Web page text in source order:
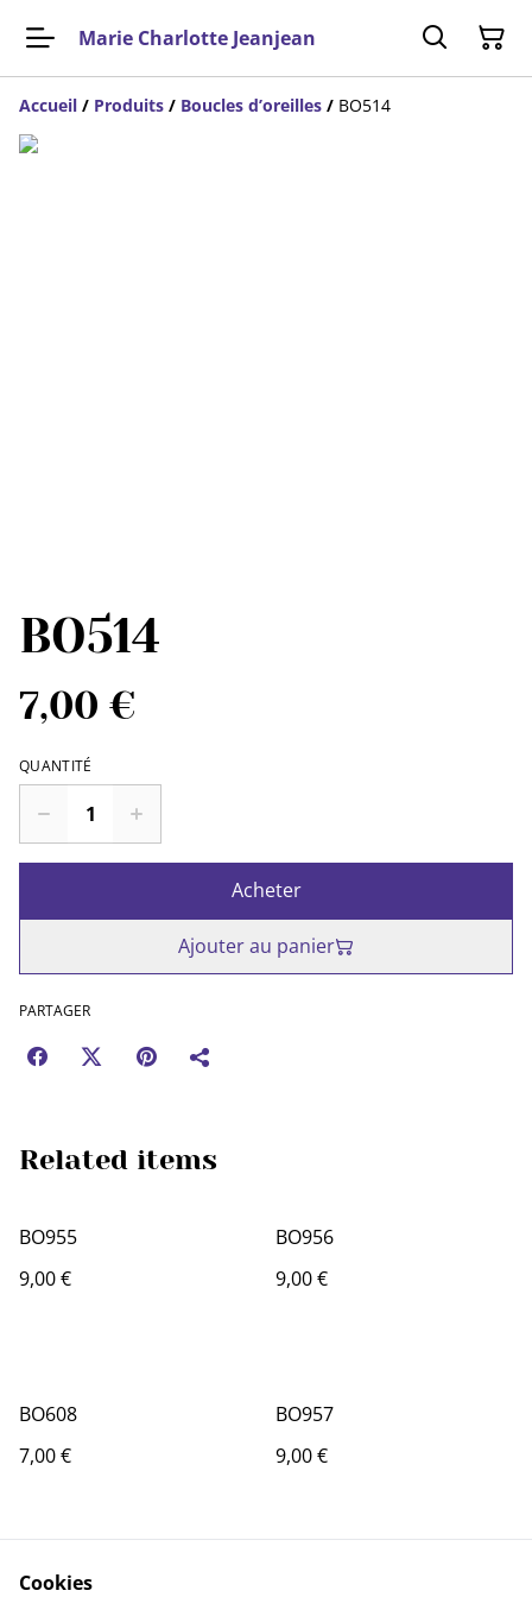
Marie Charlotte Jeanjean
Accueil / Produits / Boucles d’oreilles / BO514
BO514
7,00 €
QUANTITÉ
Acheter
Ajouter au panier
PARTAGER
Related items
BO955
9,00 €
BO956
9,00 €
BO608
7,00 €
BO957
9,00 €
Cookies